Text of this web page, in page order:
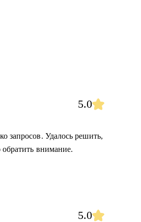
5.0
запросов. Удалось решить,
внимание.
5.0